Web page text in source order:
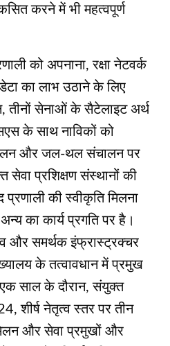
करने में भी महत्वपूर्ण
को अपनाना, रक्षा नेटवर्क
का लाभ उठाने के लिए
तीनों सेनाओं के सैटेलाइट अर्थ
के साथ नाविकों को
और जल-थल संचालन पर
सेवा प्रशिक्षण संस्थानों की
की स्वीकृति मिलना
का कार्य प्रगति पर है।
और समर्थक इंफ्रास्ट्रक्चर
के तत्वावधान में प्रमुख
साल के दौरान, संयुक्त
शीर्ष नेतृत्व स्तर पर तीन
और सेवा प्रमुखों और